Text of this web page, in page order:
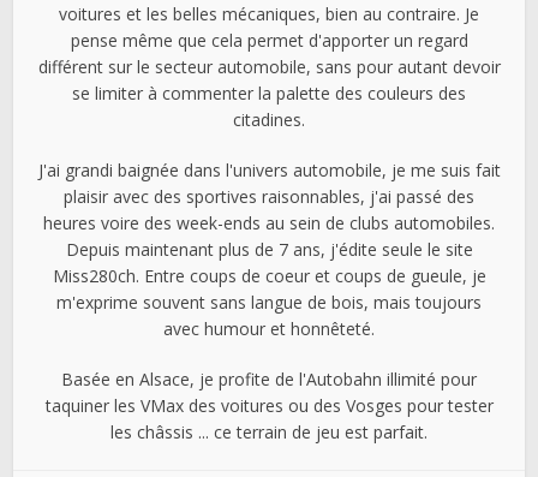
voitures et les belles mécaniques, bien au contraire. Je
pense même que cela permet d'apporter un regard
différent sur le secteur automobile, sans pour autant devoir
se limiter à commenter la palette des couleurs des
citadines.
J'ai grandi baignée dans l'univers automobile, je me suis fait
plaisir avec des sportives raisonnables, j'ai passé des
heures voire des week-ends au sein de clubs automobiles.
Depuis maintenant plus de 7 ans, j'édite seule le site
Miss280ch. Entre coups de coeur et coups de gueule, je
m'exprime souvent sans langue de bois, mais toujours
avec humour et honnêteté.
Basée en Alsace, je profite de l'Autobahn illimité pour
taquiner les VMax des voitures ou des Vosges pour tester
les châssis ... ce terrain de jeu est parfait.